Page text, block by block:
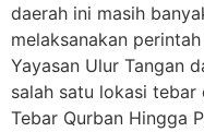
daerah ini masih
melaksanakan
Yayasan Ulur Tangan
salah satu lokasi
Tebar Qurban Hingga